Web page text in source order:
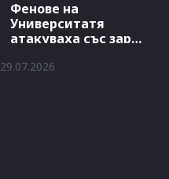
Фенове на
Университатя
атакуваха със заря
29.07.2026